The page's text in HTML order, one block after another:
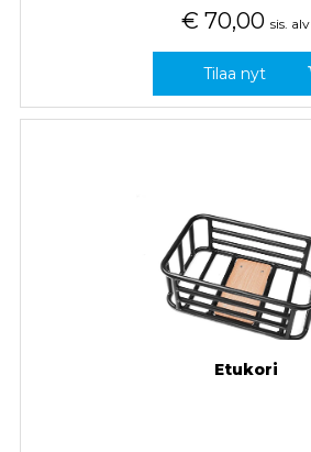
€ 70,00 sis. alv
Tilaa nyt
Etukori